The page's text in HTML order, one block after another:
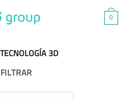
0
TECNOLOGÍA 3D
FILTRAR